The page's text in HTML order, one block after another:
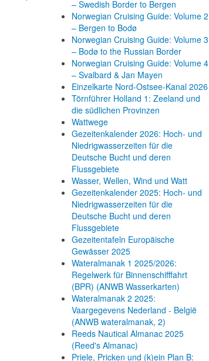
– Swedish Border to Bergen
Norwegian Cruising Guide: Volume 2
– Bergen to Bodø
Norwegian Cruising Guide: Volume 3
– Bodø to the Russian Border
Norwegian Cruising Guide: Volume 4
– Svalbard & Jan Mayen
Einzelkarte Nord-Ostsee-Kanal 2026
Törnführer Holland 1: Zeeland und
die südlichen Provinzen
Wattwege
Gezeitenkalender 2026: Hoch- und
Niedrigwasserzeiten für die
Deutsche Bucht und deren
Flussgebiete
Wasser, Wellen, Wind und Watt
Gezeitenkalender 2025: Hoch- und
Niedrigwasserzeiten für die
Deutsche Bucht und deren
Flussgebiete
Gezeitentafeln Europäische
Gewässer 2025
Wateralmanak 1 2025/2026:
Regelwerk für Binnenschifffahrt
(BPR) (ANWB Wasserkarten)
Wateralmanak 2 2025:
Vaargegevens Nederland - België
(ANWB wateralmanak, 2)
Reeds Nautical Almanac 2025
(Reed's Almanac)
Priele, Pricken und (k)ein Plan B: